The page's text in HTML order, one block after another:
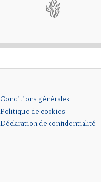
Conditions générales
Politique de cookies
Déclaration de confidentialité